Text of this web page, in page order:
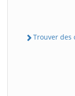
Trouver des